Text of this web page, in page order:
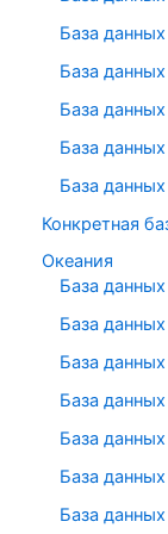
База
База
База
База
База
Конкретная
Океания
База
База
База
База
База
База
База